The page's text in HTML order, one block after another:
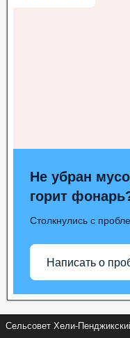
Не убран
горит
Столкнулись с
Написать о
Сельсовет Хели-